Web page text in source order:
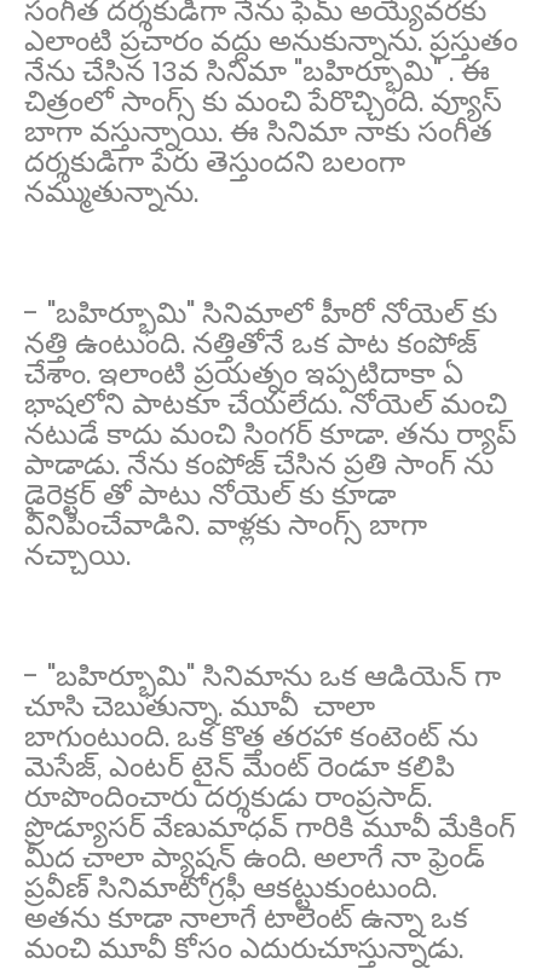
సంగీత దర్శకుడిగా నేను ఫేమ్ అయ్యేవరకు
ఎలాంటి ప్రచారం వద్దు అనుకున్నాను. ప్రస్తుతం
నేను చేసిన 13వ సినిమా "బహిర్భూమి" . ఈ
చిత్రంలో సాంగ్స్ కు మంచి పేరొచ్చింది. వ్యూస్
బాగా వస్తున్నాయి. ఈ సినిమా నాకు సంగీత
దర్శకుడిగా పేరు తెస్తుందని బలంగా
నమ్ముతున్నాను.
- "బహిర్భూమి" సినిమాలో హీరో నోయెల్ కు
నత్తి ఉంటుంది. నత్తితోనే ఒక పాట కంపోజ్
చేశాం. ఇలాంటి ప్రయత్నం ఇప్పటిదాకా ఏ
భాషలోని పాటకూ చేయలేదు. నోయెల్ మంచి
నటుడే కాదు మంచి సింగర్ కూడా. తను ర్యాప్
పాడాడు. నేను కంపోజ్ చేసిన ప్రతి సాంగ్ ను
డైరెక్టర్ తో పాటు నోయెల్ కు కూడా
వినిపించేవాడిని. వాళ్లకు సాంగ్స్ బాగా
నచ్చాయి.
- "బహిర్భూమి" సినిమాను ఒక ఆడియెన్ గా
చూసి చెబుతున్నా. మూవీ చాలా
బాగుంటుంది. ఒక కొత్త తరహా కంటెంట్ ను
మెసేజ్, ఎంటర్ టైన్ మెంట్ రెండూ కలిపి
రూపొందించారు దర్శకుడు రాంప్రసాద్.
ప్రొడ్యూసర్ వేణుమాధవ్ గారికి మూవీ మేకింగ్
మీద చాలా ప్యాషన్ ఉంది. అలాగే నా ఫ్రెండ్
ప్రవీణ్ సినిమాటోగ్రఫీ ఆకట్టుకుంటుంది.
అతను కూడా నాలాగే టాలెంట్ ఉన్నా ఒక
మంచి మూవీ కోసం ఎదురుచూస్తున్నాడు.